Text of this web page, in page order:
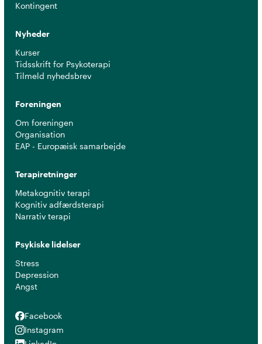
Kontingent
Nyheder
Kurser
Tidsskrift for Psykoterapi
Tilmeld nyhedsbrev
Foreningen
Om foreningen
Organisation
EAP - Europæisk samarbejde
Terapiretninger
Metakognitiv terapi
Kognitiv adfærdsterapi
Narrativ terapi
Psykiske lidelser
Stress
Depression
Angst
Facebook
Facebook
Instagram
Instagram